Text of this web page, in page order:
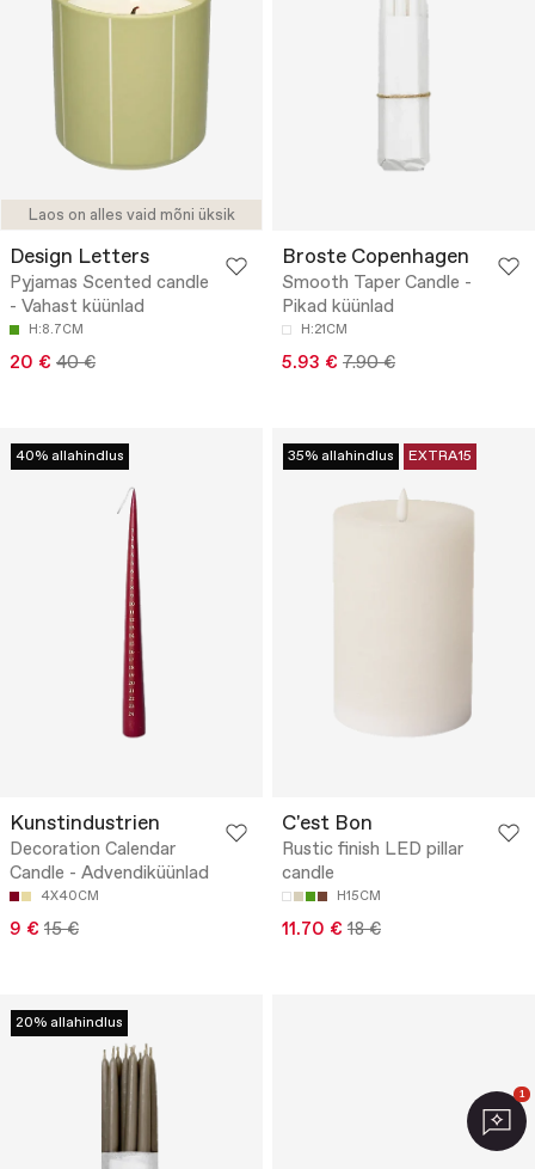
Laos on alles vaid mõni üksik
Design Letters
Pyjamas Scented candle
- Vahast küünlad
H:8.7CM
20 € 40 €
Broste Copenhagen
Smooth Taper Candle -
Pikad küünlad
H:21CM
5.93 € 7.90 €
40% allahindlus
Kunstindustrien
Decoration Calendar
Candle - Advendiküünlad
4X40CM
9 € 15 €
35% allahindlus EXTRA15
C'est Bon
Rustic finish LED pillar
candle
H15CM
11.70 € 18 €
20% allahindlus
1